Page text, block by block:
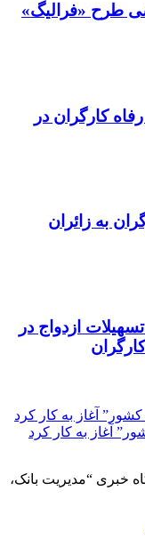
طرح «فرالیگ»
رفاه کارگران در
به زائران
ریال تسهیلات ازدواج در
آغاز به کار کرد
خبری “مدیریت بانک،